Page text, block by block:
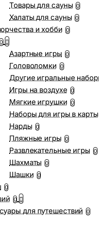
Товары для сауны 0
Халаты для сауны 0
и хобби 0
Азартные игры 0
Головоломки 0
Другие игральные
Игры на воздухе 0
Мягкие игрушки 0
Наборы для игры в карты
Нарды 0
Пляжные игры 0
Развлекательные игры 0
Шахматы 0
Шашки 0
0
0
для путешествий 0